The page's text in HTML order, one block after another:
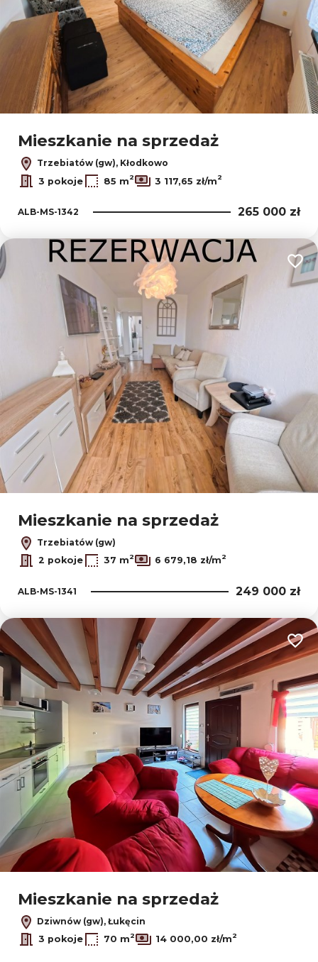
Mieszkanie na sprzedaż
Trzebiatów (gw), Kłodkowo
3 pokoje
85 m2 3 117,65 zł/m2
ALB-MS-1342 265 000 zł
Mieszkanie na sprzedaż
Trzebiatów (gw)
2 pokoje
37 m2 6 679,18 zł/m2
ALB-MS-1341 249 000 zł
Mieszkanie na sprzedaż
Dziwnów (gw), Łukęcin
3 pokoje
70 m2 14 000,00 zł/m2